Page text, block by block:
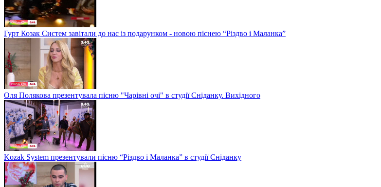
Гурт Козак Систем завітали до нас із подарунком - новою піснею “Різдво і Маланка”
Оля Полякова презентувала пісню "Чарівні очі" в студії Сніданку. Вихідного
Kozak System презентували пісню “Різдво і Маланка” в студії Сніданку